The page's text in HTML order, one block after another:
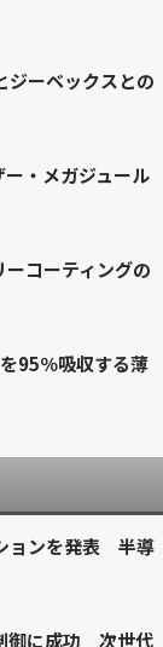
ジーベックスとの
・メガジュール
ーコーティングの
95％吸収する薄
ョンを発表 半導
御に成功 次世代